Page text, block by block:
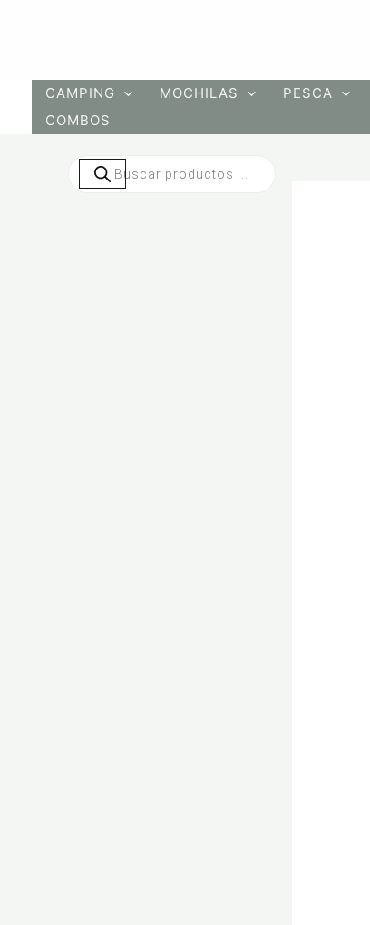
CAMPING MOCHILAS PESCA
COMBOS
Búsqueda
productos